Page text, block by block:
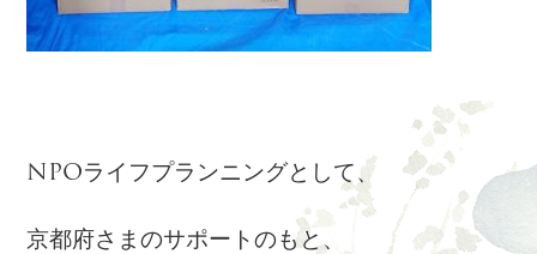
NPOライフプランニングとして、
京都府さまのサポートのもと、